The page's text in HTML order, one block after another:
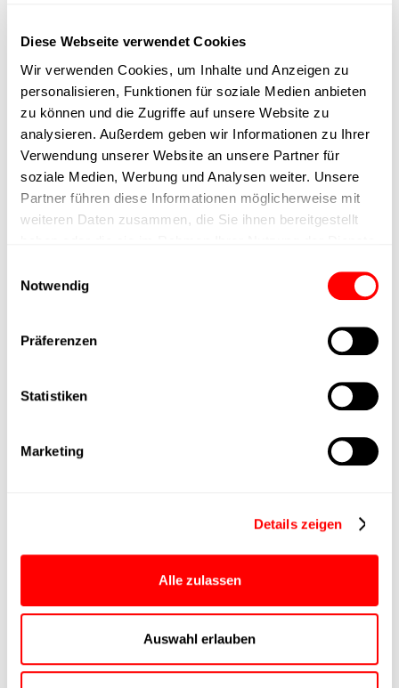
Diese Webseite verwendet Cookies
Wir verwenden Cookies, um Inhalte und Anzeigen zu
personalisieren, Funktionen für soziale Medien anbieten
zu können und die Zugriffe auf unsere Website zu
analysieren. Außerdem geben wir Informationen zu Ihrer
Verwendung unserer Website an unsere Partner für
soziale Medien, Werbung und Analysen weiter. Unsere
Partner führen diese Informationen möglicherweise mit
weiteren Daten zusammen, die Sie ihnen bereitgestellt
Notwendig
Präferenzen
Statistiken
Marketing
Details zeigen
Alle zulassen
Auswahl erlauben
Nominal force
Max. Holder force
Min. lifting time
Max. Feed force
Product group
Max. feed force Fx tip